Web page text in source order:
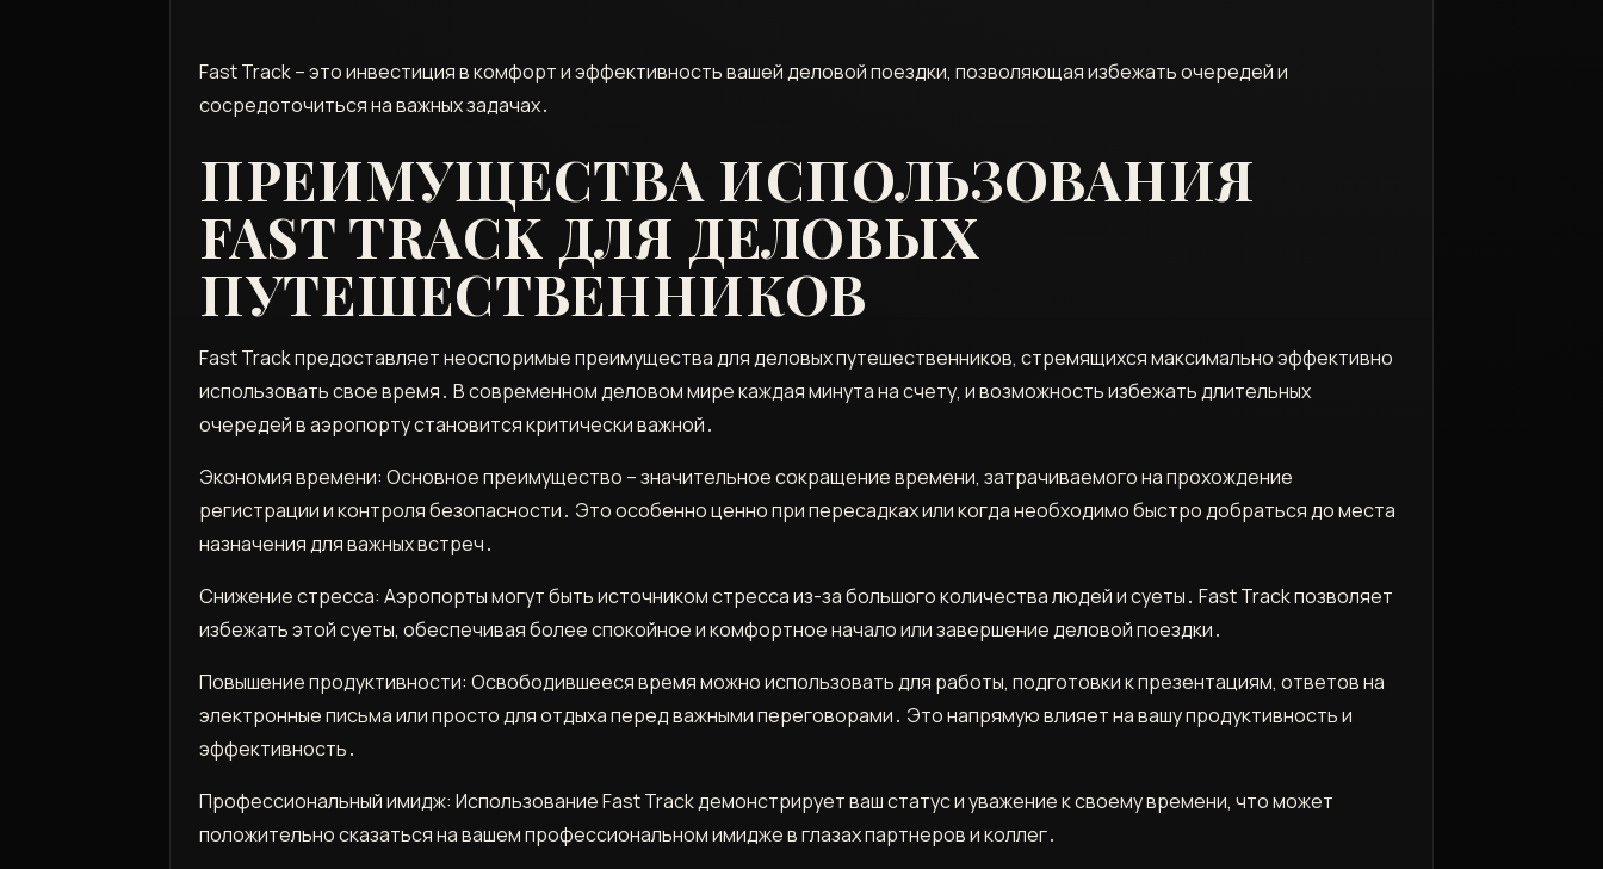
Fast Track – это инвестиция в комфорт и эффективность вашей деловой поездки, позволяющая избежать очередей и
сосредоточиться на важных задачах․
ПРЕИМУЩЕСТВА ИСПОЛЬЗОВАНИЯ
FAST TRACK ДЛЯ ДЕЛОВЫХ
ПУТЕШЕСТВЕННИКОВ
Fast Track предоставляет неоспоримые преимущества для деловых путешественников, стремящихся максимально эффективно
использовать свое время․ В современном деловом мире каждая минута на счету, и возможность избежать длительных
очередей в аэропорту становится критически важной․
Экономия времени: Основное преимущество – значительное сокращение времени, затрачиваемого на прохождение
регистрации и контроля безопасности․ Это особенно ценно при пересадках или когда необходимо быстро добраться до места
назначения для важных встреч․
Снижение стресса: Аэропорты могут быть источником стресса из-за большого количества людей и суеты․ Fast Track позволяет
избежать этой суеты, обеспечивая более спокойное и комфортное начало или завершение деловой поездки․
Повышение продуктивности: Освободившееся время можно использовать для работы, подготовки к презентациям, ответов на
электронные письма или просто для отдыха перед важными переговорами․ Это напрямую влияет на вашу продуктивность и
эффективность․
Профессиональный имидж: Использование Fast Track демонстрирует ваш статус и уважение к своему времени, что может
положительно сказаться на вашем профессиональном имидже в глазах партнеров и коллег․